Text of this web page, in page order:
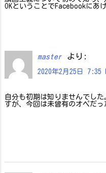
OKということでFacebookにあ
master より:
2020年2月25日 7:35
自分も初期は知りませんでし
すが、今回は未曾有のオペだっ